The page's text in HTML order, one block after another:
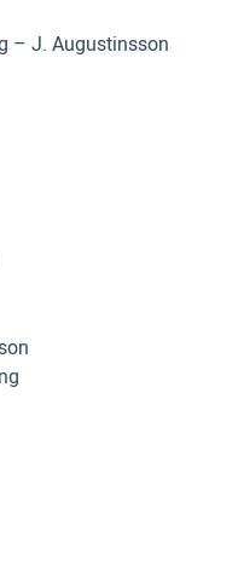
– J. Augustinsson